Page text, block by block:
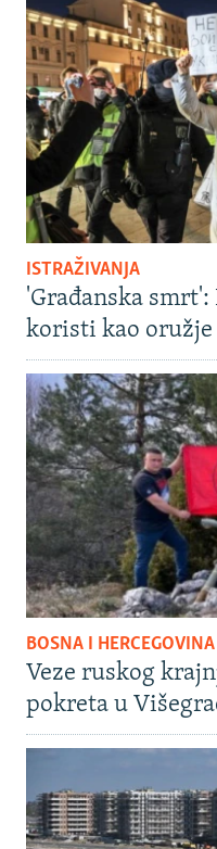
ISTRAŽIVANJA
'Građanska
koristi kao
BOSNA I HERCEGOVINA
Veze ruskog
pokreta u